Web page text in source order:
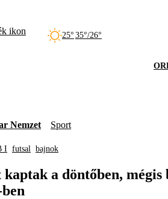
25° 35°/26°
Nemzet Sport
I futsal bajnok
a döntőben,